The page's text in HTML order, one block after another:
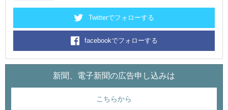
Twitterでフォローする
facebookでフォローする
新聞、電子新聞の広告申し込みは
こちらから